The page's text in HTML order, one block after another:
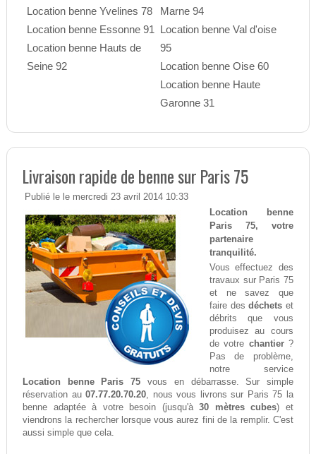
Location benne Yvelines 78
Location benne Essonne 91
Location benne Hauts de
Seine 92
Marne 94
Location benne Val d'oise
95
Location benne Oise 60
Location benne Haute
Garonne 31
Livraison rapide de benne sur Paris 75
Publié le le mercredi 23 avril 2014 10:33
Location benne
Paris 75, votre
partenaire
tranquilité.
Vous effectuez des
travaux sur Paris 75
et ne savez que
faire desdéchets et
débrits que vous
produisez au cours
de votre chantier?
Pas de problème,
notre service
Location benne Paris 75 vous en débarrasse. Sur simple
réservation au07.77.20.70.20, nous vous livrons sur Paris 75 la
benne adaptée à votre besoin (jusqu'à30 mètres cubes) et
viendrons la rechercher lorsque vous aurez fini de la remplir. C'est
aussi simple que cela.